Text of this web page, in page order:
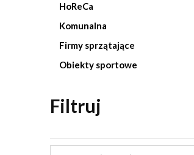
HoReCa
Komunalna
Firmy sprzątające
Obiekty sportowe
Filtruj